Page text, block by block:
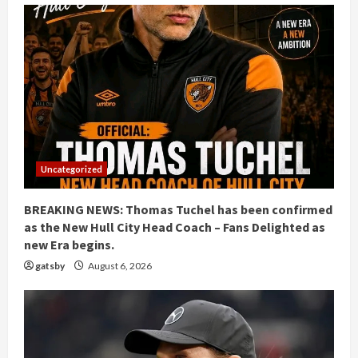
Uncategorized
BREAKING NEWS: Thomas Tuchel has been confirmed
as the New Hull City Head Coach – Fans Delighted as
new Era begins.
gatsby August 6, 2026